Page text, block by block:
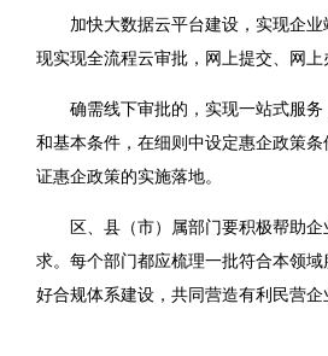
加快大数据云平台建设，实现企业
现实现全流程云审批，网上提交、网上
确需线下审批的，实现一站式服务
和基本条件，在细则中设定惠企政策
证惠企政策的实施落地。
区、县（市）属部门要积极帮助企
求。每个部门都应梳理一批符合本领
好合规体系建设，共同营造有利民营